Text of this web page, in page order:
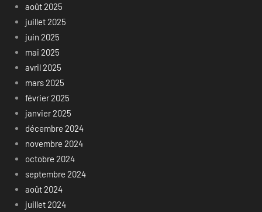
août 2025
juillet 2025
juin 2025
mai 2025
avril 2025
mars 2025
février 2025
janvier 2025
décembre 2024
novembre 2024
octobre 2024
septembre 2024
août 2024
juillet 2024